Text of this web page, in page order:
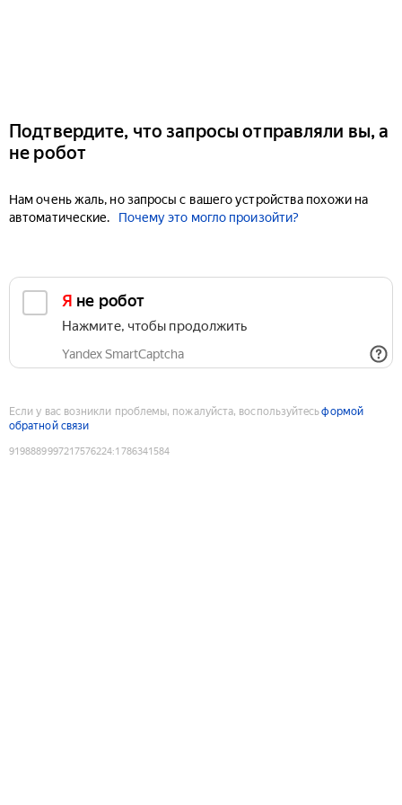
Подтвердите, что запросы отправляли вы, а
не робот
Нам очень жаль, но запросы с вашего устройства похожи на
автоматические.
Почему это могло произойти?
Я не робот
Нажмите, чтобы продолжить
Yandex SmartCaptcha
Если у вас возникли проблемы, пожалуйста, воспользуйтесьформой
обратной связи
9198889997217576224:1786341584